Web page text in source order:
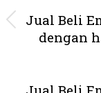
Jual Beli
dengan